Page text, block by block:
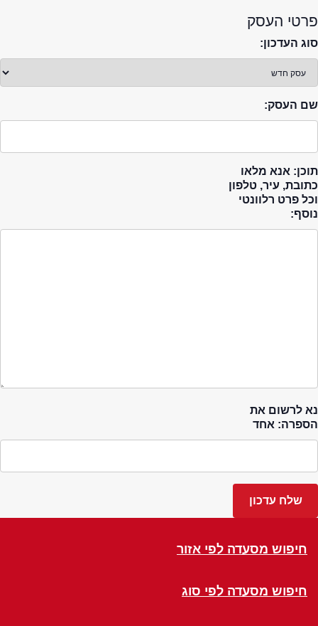
פרטי העסק
סוג העדכון:
שם העסק:
תוכן: אנא מלאו
כתובת, עיר, טלפון
וכל פרט רלוונטי
נוסף:
נא לרשום את
הספרה: אחד
חיפוש מסעדה לפי אזור
חיפוש מסעדה לפי סוג